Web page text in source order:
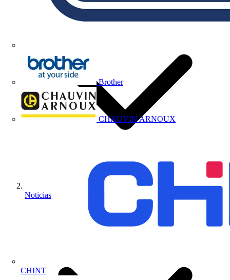
Brother
CHAUVIN ARNOUX
CHINT
Noticias